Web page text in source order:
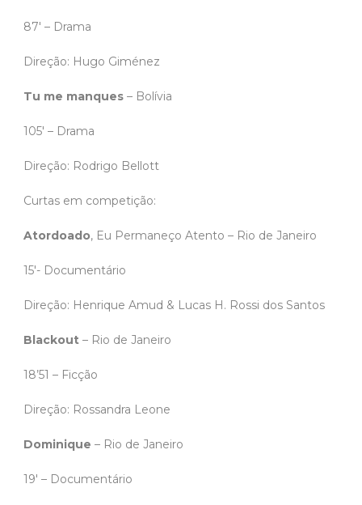
87′ – Drama
Direção: Hugo Giménez
Tu me manques – Bolívia
105′ – Drama
Direção: Rodrigo Bellott
Curtas em competição:
Atordoado, Eu Permaneço Atento – Rio de Janeiro
15′- Documentário
Direção: Henrique Amud & Lucas H. Rossi dos Santos
Blackout – Rio de Janeiro
18’51 – Ficção
Direção: Rossandra Leone
Dominique – Rio de Janeiro
19′ – Documentário